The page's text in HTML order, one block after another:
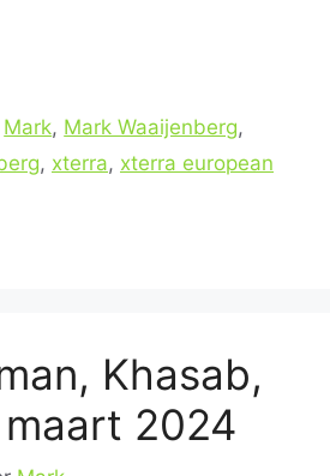
Mark, Mark Waaijenberg,
, xterra, xterra european
Khasab,
2024